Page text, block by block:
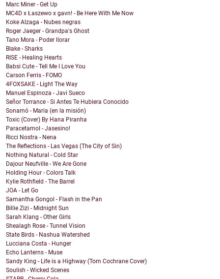
Marc Miner - Get Up
MC4D x Łaszewo x gavn! - Be Here With Me Now
Koke Alzaga - Nubes negras
Roger Jaeger - Grandpa's Ghost
Tano Mora - Poder llorar
Blake - Sharks
RISE - Healing Hearts
Babsi Cute - Tell Me I Love You
Carson Ferris - FOMO
4FOXSAKE - Light The Way
Manuel Espinoza - Javi Sueco
Señor Torrance - Si Antes Te Hubiera Conocido
Sonamó - Maria (en la misión)
Toxic (Cover) By Hana Piranha
Paracetamol - Jasesino!
Ricci Nostra - Nena
The Reflections - Las Vegas (The City of Sin)
Nothing Natural - Cold Star
Dajour Neufville - We Are Gone
Holding Hour - Colors Talk
Kylie Rothfield - The Barrel
JOA - Let Go
Samantha Gongol - Flash in the Pan
Billie Zizi - Midnight Sun
Sarah Klang - Other Girls
Shealagh Rose - Tunnel Vision
State Birds - Nashua Watershed
Lucciana Costa - Hunger
Echo Lanterns - Muse
Sandy King - Life is a Highway (Tom Cochrane Cover)
Soulish - Wicked Scenes